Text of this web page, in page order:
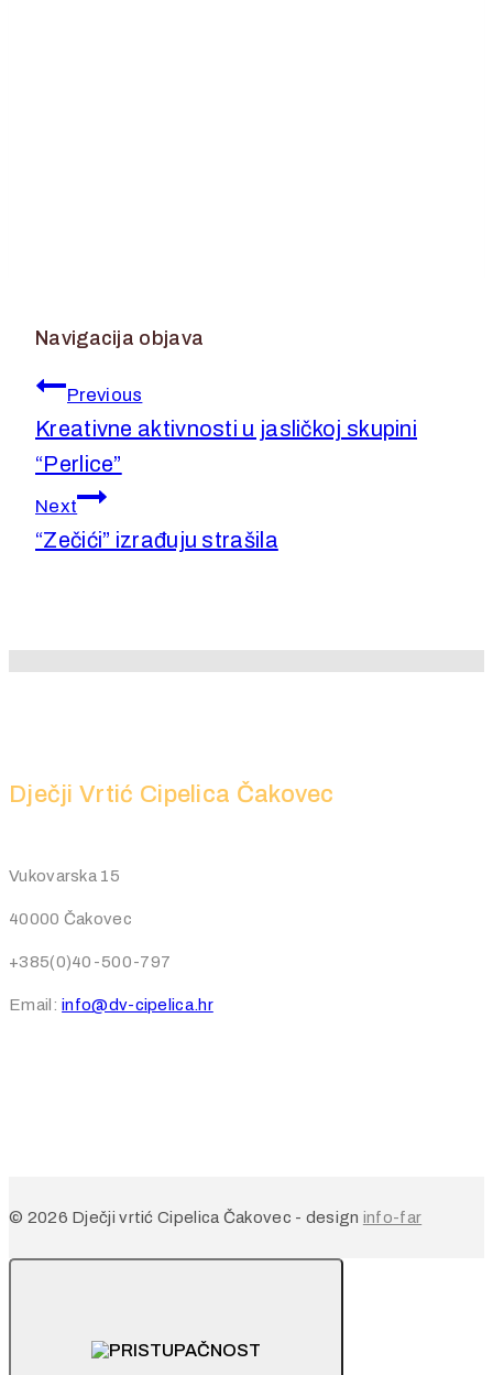
Navigacija objava
Previous
Kreativne aktivnosti u jasličkoj skupini
“Perlice”
Next
“Zečići” izrađuju strašila
Dječji Vrtić Cipelica Čakovec
Vukovarska 15
40000 Čakovec
+385(0)40-500-797
Email:info@dv-cipelica.hr
© 2026 Dječji vrtić Cipelica Čakovec - design info-far